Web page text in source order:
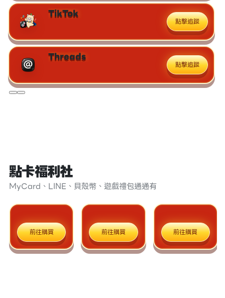
TikTok
點擊追蹤
Threads
點擊追蹤
點卡福利社
MyCard、LINE、貝殼幣、遊戲禮包通通有
前往購買 前往購買 前往購買